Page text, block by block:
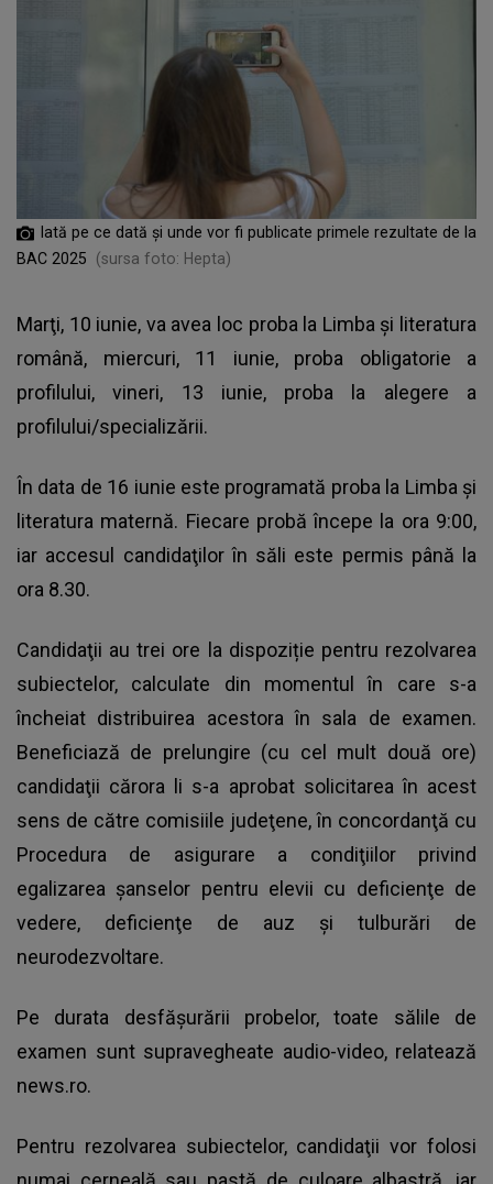
Iată pe ce dată și unde vor fi publicate primele rezultate de la
BAC 2025
(sursa foto: Hepta)
Marţi, 10 iunie, va avea loc proba la Limba şi literatura
română, miercuri, 11 iunie, proba obligatorie a
profilului, vineri, 13 iunie, proba la alegere a
profilului/specializării.
În data de 16 iunie este programată proba la Limba şi
literatura maternă. Fiecare probă începe la ora 9:00,
iar accesul candidaţilor în săli este permis până la
ora 8.30.
Candidaţii au trei ore la dispoziție pentru rezolvarea
subiectelor, calculate din momentul în care s-a
încheiat distribuirea acestora în sala de examen.
Beneficiază de prelungire (cu cel mult două ore)
candidaţii cărora li s-a aprobat solicitarea în acest
sens de către comisiile judeţene, în concordanţă cu
Procedura de asigurare a condiţiilor privind
egalizarea şanselor pentru elevii cu deficienţe de
vedere, deficienţe de auz şi tulburări de
neurodezvoltare.
Pe durata desfăşurării probelor, toate sălile de
examen sunt supravegheate audio-video, relatează
news.ro.
Pentru rezolvarea subiectelor, candidaţii vor folosi